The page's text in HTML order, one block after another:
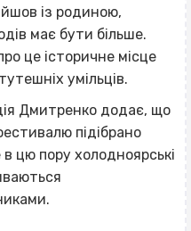
із родиною,
має бути більше.
це історичне місце
умільців.
Дмитренко додає, що
підібрано
цю пору холодноярські